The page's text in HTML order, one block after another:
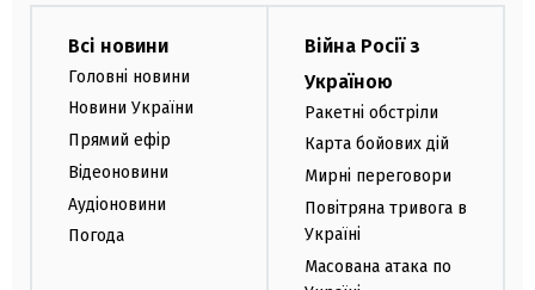
Всі новини
Головні новини
Новини України
Прямий ефір
Відеоновини
Аудіоновини
Погода
Війна Росії з
Україною
Ракетні обстріли
Карта бойових дій
Мирні переговори
Повітряна тривога в
Україні
Масована атака по